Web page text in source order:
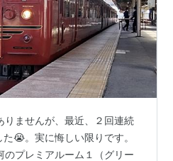
りませんが、最近、２回連続
😭。実に悔しい限りです。
のプレミアルーム１（グリー